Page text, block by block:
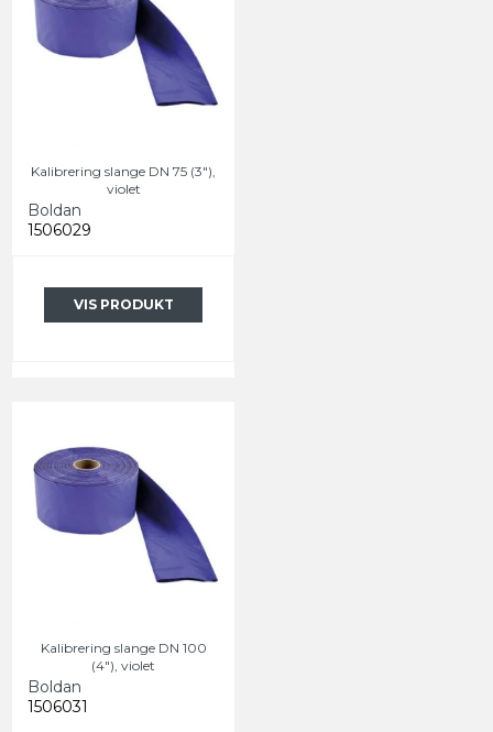
Kalibrering slange DN 75 (3"),
violet
Boldan
1506029
VIS PRODUKT
Kalibrering slange DN 100
(4"), violet
Boldan
1506031